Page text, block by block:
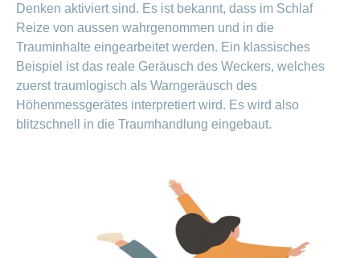
Denken aktiviert sind. Es ist bekannt, dass im Schlaf
Reize von aussen wahrgenommen und in die
Trauminhalte eingearbeitet werden. Ein klassisches
Beispiel ist das reale Geräusch des Weckers, welches
zuerst traumlogisch als Warngeräusch des
Höhenmessgerätes interpretiert wird. Es wird also
blitzschnell in die Traumhandlung eingebaut.